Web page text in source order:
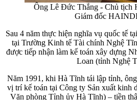
Ông Lê Đức Thắng - Chủ tịch
Giám đốc
Sau 4 năm thực hiện nghĩa vụ quốc tế
tại Trường Kinh tế Tài chính Nghệ
được tiếp nhận làm kế toán xây dựng
Loan (tỉnh Nghệ
Năm 1991, khi Hà Tĩnh tái lập tỉnh,
vị trí kế toán tại Công ty Sản xuất kinh
Văn phòng Tỉnh ủy Hà Tĩnh) – tiền